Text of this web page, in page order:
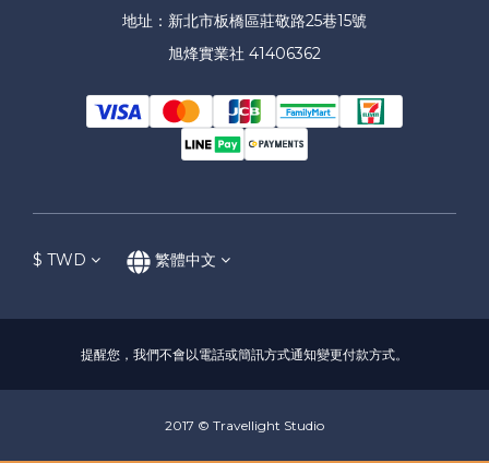
地址：新北市板橋區莊敬路25巷15號
旭烽實業社 41406362
$ TWD 繁體中文
提醒您，我們不會以電話或簡訊方式通知變更付款方式。
2017 © Travellight Studio